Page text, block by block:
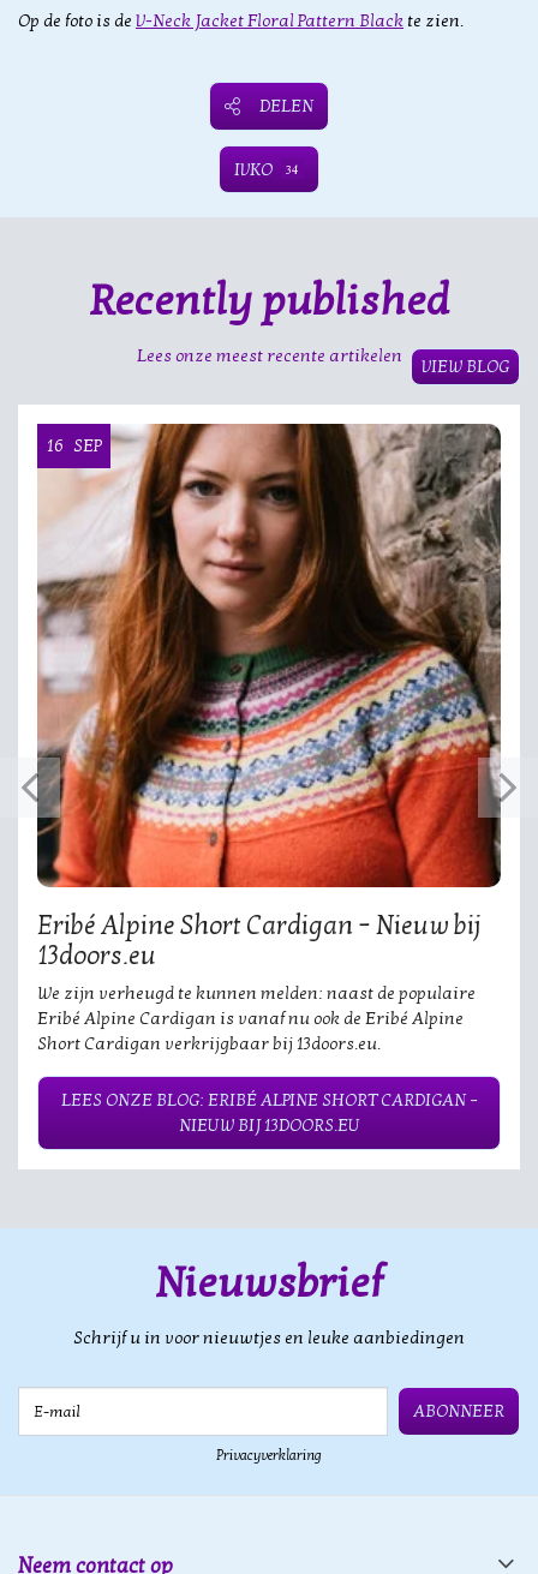
Op de foto is de V-Neck Jacket Floral Pattern Black te zien.
DELEN
IVKO 34
Recently published
Lees onze meest recente artikelen
VIEW BLOG
16 SEP
Eribé Alpine Short Cardigan – Nieuw bij
13doors.eu
We zijn verheugd te kunnen melden: naast de populaire
Eribé Alpine Cardigan is vanaf nu ook de Eribé Alpine
Short Cardigan verkrijgbaar bij 13doors.eu.
LEES ONZE BLOG: ERIBÉ ALPINE SHORT CARDIGAN –
NIEUW BIJ 13DOORS.EU
Nieuwsbrief
Schrijf u in voor nieuwtjes en leuke aanbiedingen
ABONNEER
Privacyverklaring
Neem contact op